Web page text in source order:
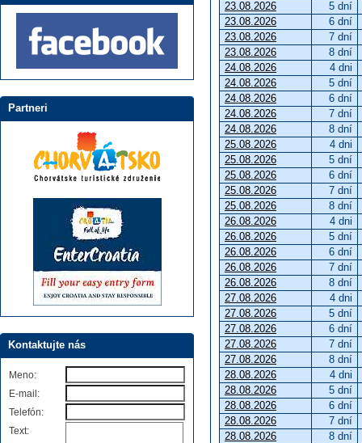
23.08.2026
5 dní
23.08.2026
6 dní
23.08.2026
7 dní
23.08.2026
8 dní
24.08.2026
4 dni
24.08.2026
5 dní
24.08.2026
6 dní
24.08.2026
7 dní
24.08.2026
8 dní
25.08.2026
4 dni
25.08.2026
5 dní
25.08.2026
6 dní
25.08.2026
7 dní
25.08.2026
8 dní
26.08.2026
4 dni
26.08.2026
5 dní
26.08.2026
6 dní
26.08.2026
7 dní
26.08.2026
8 dní
27.08.2026
4 dni
27.08.2026
5 dní
27.08.2026
6 dní
27.08.2026
7 dní
27.08.2026
8 dní
28.08.2026
4 dni
28.08.2026
5 dní
28.08.2026
6 dní
28.08.2026
7 dní
28.08.2026
8 dní
Partneri
Kontaktujte nás
Meno:
E-mail:
Telefón:
Text: